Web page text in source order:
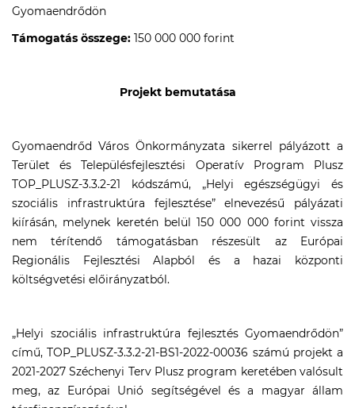
Gyomaendrődön
Támogatás összege: 150 000 000 forint
Projekt bemutatása
Gyomaendrőd Város Önkormányzata sikerrel pályázott a
Terület és Településfejlesztési Operatív Program Plusz
TOP_PLUSZ-3.3.2-21 kódszámú, „Helyi egészségügyi és
szociális infrastruktúra fejlesztése” elnevezésű pályázati
kiírásán, melynek keretén belül 150 000 000 forint vissza
nem térítendő támogatásban részesült az Európai
Regionális Fejlesztési Alapból és a hazai központi
költségvetési előirányzatból.
„Helyi szociális infrastruktúra fejlesztés Gyomaendrődön”
című, TOP_PLUSZ-3.3.2-21-BS1-2022-00036 számú projekt a
2021-2027 Széchenyi Terv Plusz program keretében valósult
meg, az Európai Unió segítségével és a magyar állam